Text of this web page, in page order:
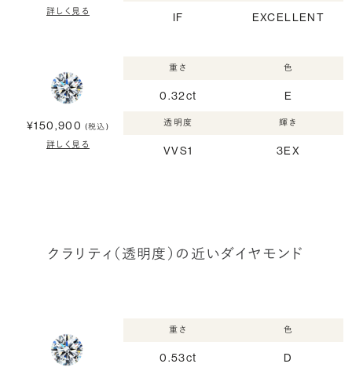
詳しく見る IF EXCELLENT
¥150,900 (税込)
詳しく見る
重さ
0.32ct
色
E
透明度
VVS1
輝き
3EX
クラリティ（透明度）の近いダイヤモンド
重さ
0.53ct
色
D